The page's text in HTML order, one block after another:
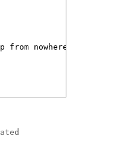
from nowhere as the sky